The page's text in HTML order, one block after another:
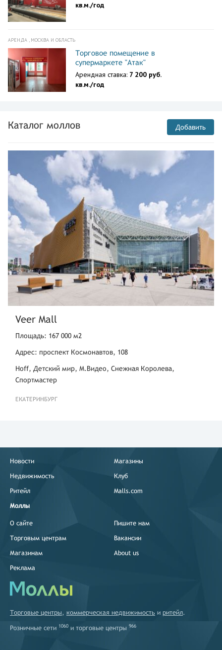
кв.м./год
АРЕНДА , МОСКВА И ОБЛАСТЬ
Торговое помещение в
супермаркете "Атак"
Арендная ставка: 7 200 руб.
кв.м./год
Каталог моллов Добавить
Veer Mall
Площадь: 167 000 м2
Адрес: проспект Космонавтов, 108
Hoff, Детский мир, М.Видео, Снежная Королева,
Спортмастер
ЕКАТЕРИНБУРГ
Новости
Недвижимость
Ритейл
Моллы
Магазины
Клуб
Malls.com
О сайте
Торговым центрам
Магазинам
Реклама
Пишите нам
Вакансии
About us
Торговые центры, коммерческая недвижимость и ритейл.
Розничные сети 1060 и торговые центры 966